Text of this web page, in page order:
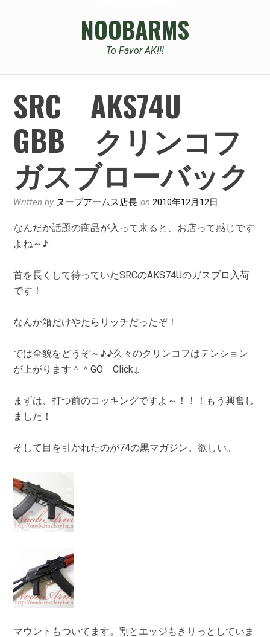
NOOBARMS
To Favor AK!!!
SRC AKS74U
GBB クリンコフ
ガスブローバック
Written by ヌーブアームス店長 on2010年12月12日
なんだか話題の商品が入って来ると、お店って感じです
よね～♪
首を長くして待っていたSRCのAKS74Uのガスブロ入荷
です！
なんか箱だけやたらリッチだったぞ！
では全貌をどうぞ～♪♪久々のクリンコフはテンション
が上がります＾＾GO Click↓
まずは、打つ前のコッキングですよ～！！！もう興奮し
ました！
そして目を引かれたのが74の黒マガジン。欲しい。
マウントもついてます。割とエッジもきりっとしていま